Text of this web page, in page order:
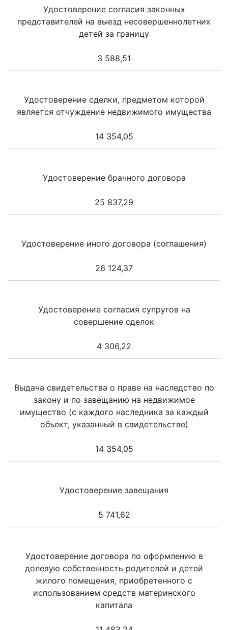
Удостоверение согласия законных
представителей на выезд несовершеннолетних
детей за границу
3 588,51
Удостоверение сделки, предметом которой
является отчуждение недвижимого имущества
14 354,05
Удостоверение брачного договора
25 837,29
Удостоверение иного договора (соглашения)
26 124,37
Удостоверение согласия супругов на
совершение сделок
4 306,22
Выдача свидетельства о праве на наследство по
закону и по завещанию на недвижимое
имущество (с каждого наследника за каждый
объект, указанный в свидетельстве)
14 354,05
Удостоверение завещания
5 741,62
Удостоверение договора по оформлению в
долевую собственность родителей и детей
жилого помещения, приобретенного с
использованием средств материнского
капитала